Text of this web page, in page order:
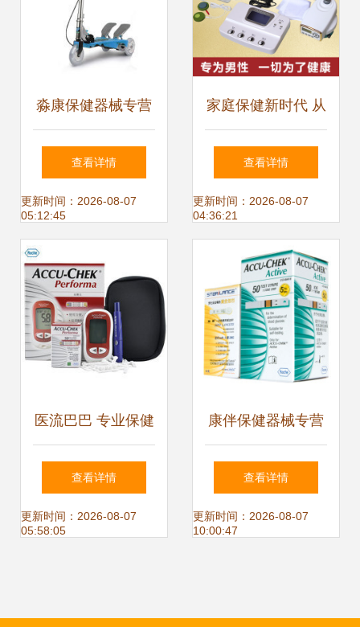
淼康保健器械专营
店 您的全方位健康
生活伙伴
查看详情
更新时间：2026-08-07
05:12:45
家庭保健新时代 从
选购到应用，打造
您的私人健康守护
站
查看详情
更新时间：2026-08-07
04:36:21
医流巴巴 专业保健
器械，守护您的家
庭健康
查看详情
更新时间：2026-08-07
05:58:05
康伴保健器械专营
店 您的线上健康管
家，京东安心之选
查看详情
更新时间：2026-08-07
10:00:47